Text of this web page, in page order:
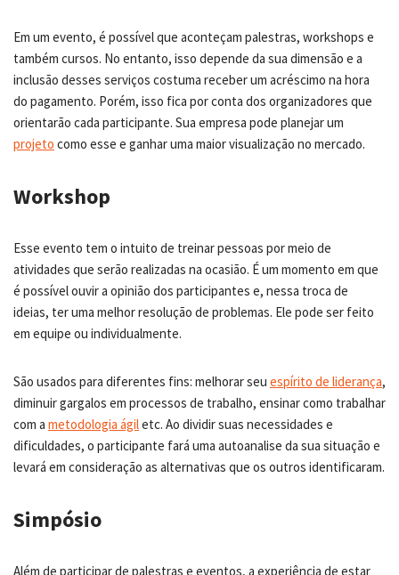
Em um evento, é possível que aconteçam palestras, workshops e
também cursos. No entanto, isso depende da sua dimensão e a
inclusão desses serviços costuma receber um acréscimo na hora
do pagamento. Porém, isso fica por conta dos organizadores que
orientarão cada participante. Sua empresa pode planejar um
projeto como esse e ganhar uma maior visualização no mercado.
Workshop
Esse evento tem o intuito de treinar pessoas por meio de
atividades que serão realizadas na ocasião. É um momento em que
é possível ouvir a opinião dos participantes e, nessa troca de
ideias, ter uma melhor resolução de problemas. Ele pode ser feito
em equipe ou individualmente.
São usados para diferentes fins: melhorar seu espírito de liderança,
diminuir gargalos em processos de trabalho, ensinar como trabalhar
com a metodologia ágiletc. Ao dividir suas necessidades e
dificuldades, o participante fará uma autoanalise da sua situação e
levará em consideração as alternativas que os outros identificaram.
Simpósio
Além de participar de palestras e eventos, a experiência de estar